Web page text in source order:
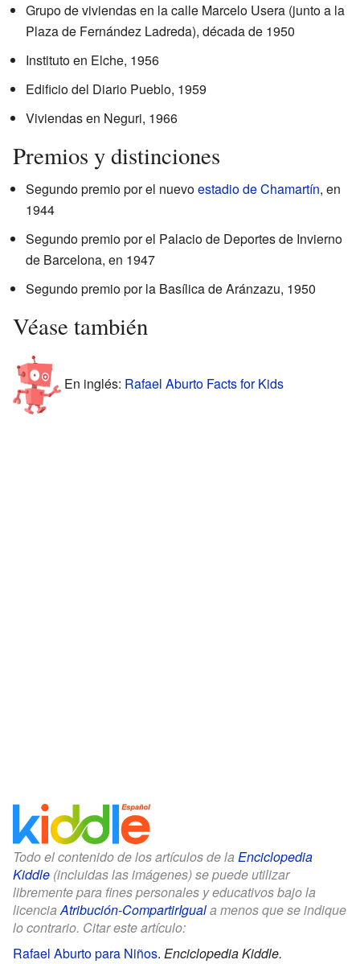
Grupo de viviendas en la calle Marcelo Usera (junto a la
Plaza de Fernández Ladreda), década de 1950
Instituto en Elche, 1956
Edificio del Diario Pueblo, 1959
Viviendas en Neguri, 1966
Premios y distinciones
Segundo premio por el nuevoestadio de Chamartín, en
1944
Segundo premio por el Palacio de Deportes de Invierno
de Barcelona, en 1947
Segundo premio por la Basílica de Aránzazu, 1950
Véase también
En inglés: Rafael Aburto Facts for Kids
Todo el contenido de los artículos de la Enciclopedia
Kiddle (incluidas las imágenes) se puede utilizar
libremente para fines personales y educativos bajo la
licenciaAtribución-CompartirIguala menos que se indique
lo contrario. Citar este artículo:
Rafael Aburto para Niños. Enciclopedia Kiddle.